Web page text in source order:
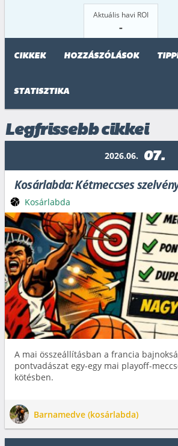
Aktuális havi ROI
-
CIKKEK HOZZÁSZÓLÁSOK
STATISZTIKA
Legfrissebb cikkei
2026.06. 07.
Kosárlabda: Kétmeccses
A mai összeállításban a francia
pontvadászat egy-egy mai playoff-
kötésben.
Barnamedve (kosárlabda)
Kosárlabda